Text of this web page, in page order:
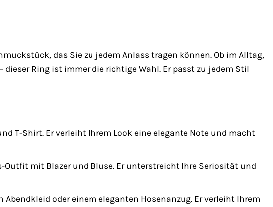
das Sie zu jedem Anlass tragen können. Ob im Alltag,
Ring ist immer die richtige Wahl. Er passt zu jedem Stil
T-Shirt. Er verleiht Ihrem Look eine elegante Note und macht
mit Blazer und Bluse. Er unterstreicht Ihre Seriosität und
Abendkleid oder einem eleganten Hosenanzug. Er verleiht Ihrem